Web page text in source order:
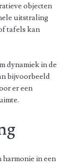
objecten
uitstraling
tafels kan
dynamiek in de
bijvoorbeeld
er een
harmonie in een